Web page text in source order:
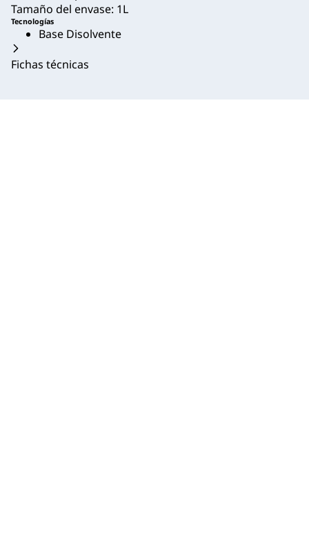
Tamaño del envase: 1L
Tecnologías
Base Disolvente
Fichas técnicas